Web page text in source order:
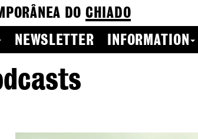
DO CHIADO
NEWSLETTER INFORMATION